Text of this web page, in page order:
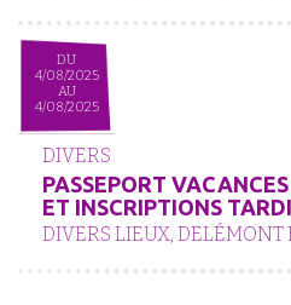
DU
4/08/2025
AU
4/08/2025
DIVERS
PASSEPORT
ET INSCRIPTIONS
DIVERS LIEUX, DELÉMONT